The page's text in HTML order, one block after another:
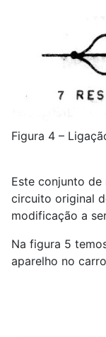
Figura 4 –
Este conjunto
circuito original
modificação a
Na figura 5
aparelho no